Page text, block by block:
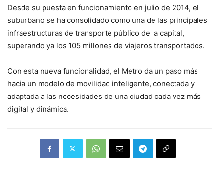
Desde su puesta en funcionamiento en julio de 2014, el
suburbano se ha consolidado como una de las principales
infraestructuras de transporte público de la capital,
superando ya los 105 millones de viajeros transportados.
Con esta nueva funcionalidad, el Metro da un paso más
hacia un modelo de movilidad inteligente, conectada y
adaptada a las necesidades de una ciudad cada vez más
digital y dinámica.